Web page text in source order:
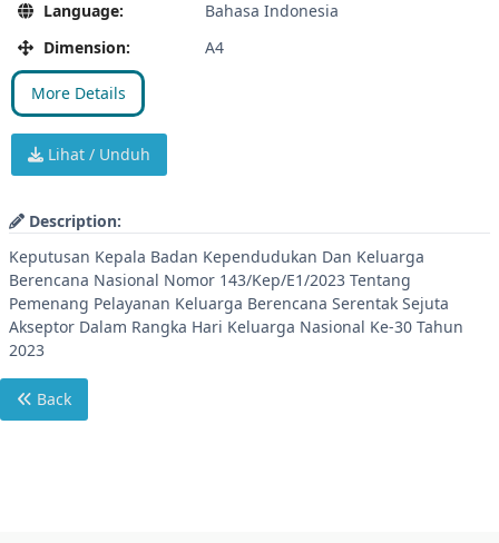
Language:
Bahasa Indonesia
Dimension:
A4
More Details
Lihat / Unduh
Description:
Keputusan Kepala Badan Kependudukan Dan Keluarga
Berencana Nasional Nomor 143/Kep/E1/2023 Tentang
Pemenang Pelayanan Keluarga Berencana Serentak Sejuta
Akseptor Dalam Rangka Hari Keluarga Nasional Ke-30 Tahun
2023
Back